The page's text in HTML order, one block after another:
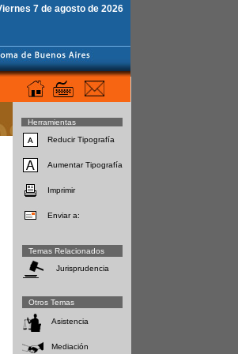
7 de agosto de 2026
Herramientas
Reducir Tipografía
Aumentar Tipografía
Imprimir
Enviar a:
Temas Relacionados
Jurisprudencia
Otros Temas
Asistencia
Mediación